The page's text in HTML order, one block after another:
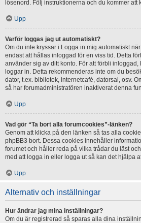
lösenord. Följ instruktionerna och du kommer
Upp
Varför loggas jag ut automatiskt?
Om du inte kryssar i Logga in mig automatiskt
endast att hållas inloggad för en viss tid. Detta
använder sig av ditt konto. För att förbli inloggad,
loggar in. Detta rekommenderas inte om du
dator, t.ex. bibliotek, internetcafé, datorsal, osv.
så har forumadministratören inaktiverat denna
Upp
Vad gör “Ta bort alla forumcookies”-länken?
Genom att klicka på den länken så tas alla
phpBB3 bort. Dessa cookies innehåller
forumet och håller reda på vilka trådar du läst
med att logga in eller logga ut så kan det hjälpa
Upp
Alternativ och inställningar
Hur ändrar jag mina inställningar?
Om du är registrerad så sparas alla dina